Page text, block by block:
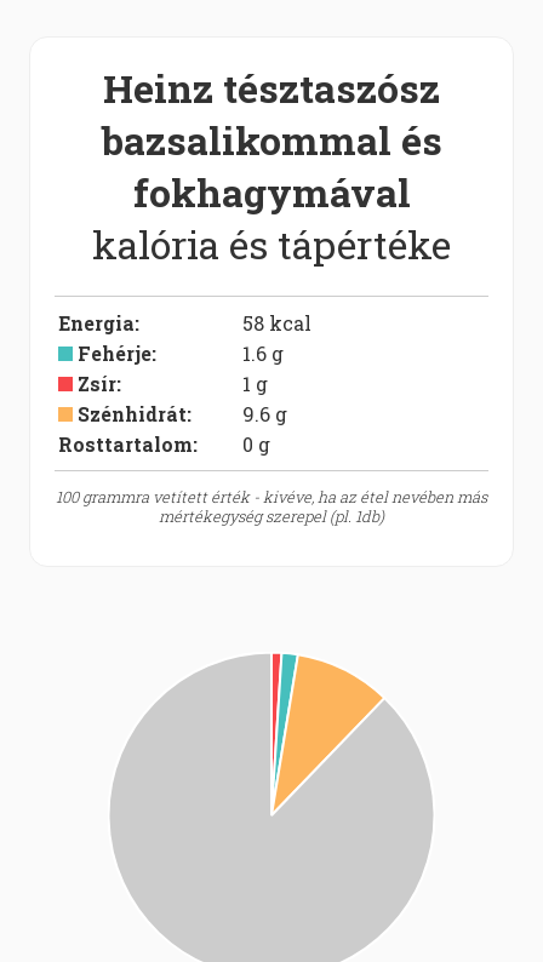
Heinz tésztaszósz
bazsalikommal és
fokhagymával
kalória és tápértéke
Energia: 58 kcal
Fehérje: 1.6 g
Zsír: 1 g
Szénhidrát: 9.6 g
Rosttartalom:
0 g
100 grammra vetített érték - kivéve, ha az étel nevében más
mértékegység szerepel (pl. 1db)